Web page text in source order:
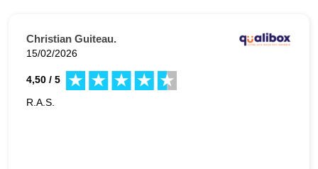
Christian Guiteau.
15/02/2026
4,50 / 5
R.A.S.